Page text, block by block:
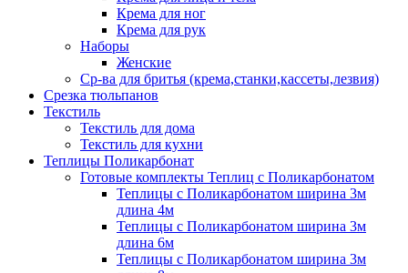
Крема для ног
Крема для рук
Наборы
Женские
Ср-ва для бритья (крема,станки,кассеты,лезвия)
Срезка тюльпанов
Текстиль
Текстиль для дома
Текстиль для кухни
Теплицы Поликарбонат
Готовые комплекты Теплиц с Поликарбонатом
Теплицы с Поликарбонатом ширина 3м
длина 4м
Теплицы с Поликарбонатом ширина 3м
длина 6м
Теплицы с Поликарбонатом ширина 3м